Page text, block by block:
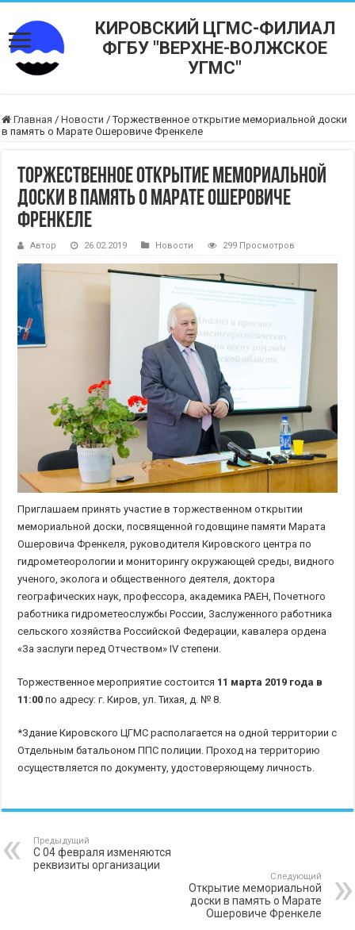
КИРОВСКИЙ ЦГМС-ФИЛИАЛ
ФГБУ "ВЕРХНЕ-ВОЛЖСКОЕ
УГМС"
Главная / Новости / Торжественное открытие мемориальной доски
в память о Марате Ошеровиче Френкеле
Торжественное открытие мемориальной
доски в память о Марате Ошеровиче
Френкеле
Автор 26.02.2019 Новости 299 Просмотров
Приглашаем принять участие в торжественном открытии
мемориальной доски, посвященной годовщине памяти Марата
Ошеровича Френкеля, руководителя Кировского центра по
гидрометеорологии и мониторингу окружающей среды, видного
ученого, эколога и общественного деятеля, доктора
географических наук, профессора, академика РАЕН, Почетного
работника гидрометеослужбы России, Заслуженного работника
сельского хозяйства Российской Федерации, кавалера ордена
«За заслуги перед Отчеством» IV степени.
Торжественное мероприятие состоится 11 марта 2019 года в
11:00 по адресу: г. Киров, ул. Тихая, д. № 8.
*Здание Кировского ЦГМС располагается на одной территории с
Отдельным батальоном ППС полиции. Проход на территорию
осуществляется по документу, удостоверяющему личность.
Предыдущий
С 04 февраля изменяются
реквизиты организации
Следующий
Открытие мемориальной
доски в память о Марате
Ошеровиче Френкеле